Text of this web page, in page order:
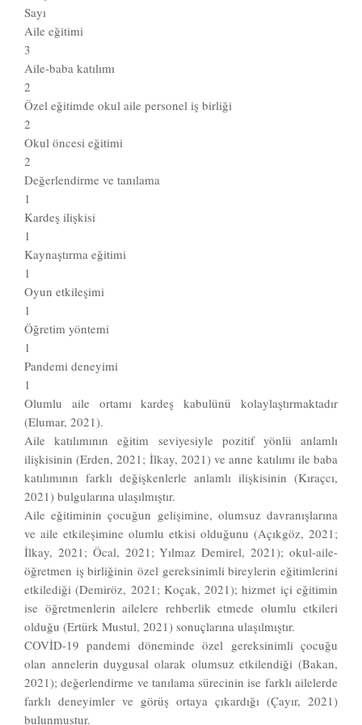
Sayı
Aile eğitimi
3
Aile-baba katılımı
2
Özel eğitimde okul aile personel iş birliği
2
Okul öncesi eğitimi
2
Değerlendirme ve tanılama
1
Kardeş ilişkisi
1
Kaynaştırma eğitimi
1
Oyun etkileşimi
1
Öğretim yöntemi
1
Pandemi deneyimi
1
Olumlu aile ortamı kardeş kabulünü kolaylaştırmaktadır
(Elumar, 2021).
Aile katılımının eğitim seviyesiyle pozitif yönlü anlamlı
ilişkisinin (Erden, 2021; İlkay, 2021) ve anne katılımı ile baba
katılımının farklı değişkenlerle anlamlı ilişkisinin (Kıraçcı,
2021) bulgularına ulaşılmıştır.
Aile eğitiminin çocuğun gelişimine, olumsuz davranışlarına
ve aile etkileşimine olumlu etkisi olduğunu (Açıkgöz, 2021;
İlkay, 2021; Öcal, 2021; Yılmaz Demirel, 2021); okul-aile-
öğretmen iş birliğinin özel gereksinimli bireylerin eğitimlerini
etkilediği (Demiröz, 2021; Koçak, 2021); hizmet içi eğitimin
ise öğretmenlerin ailelere rehberlik etmede olumlu etkileri
olduğu (Ertürk Mustul, 2021) sonuçlarına ulaşılmıştır.
COVİD-19 pandemi döneminde özel gereksinimli çocuğu
olan annelerin duygusal olarak olumsuz etkilendiği (Bakan,
2021); değerlendirme ve tanılama sürecinin ise farklı ailelerde
farklı deneyimler ve görüş ortaya çıkardığı (Çayır, 2021)
bulunmuştur.